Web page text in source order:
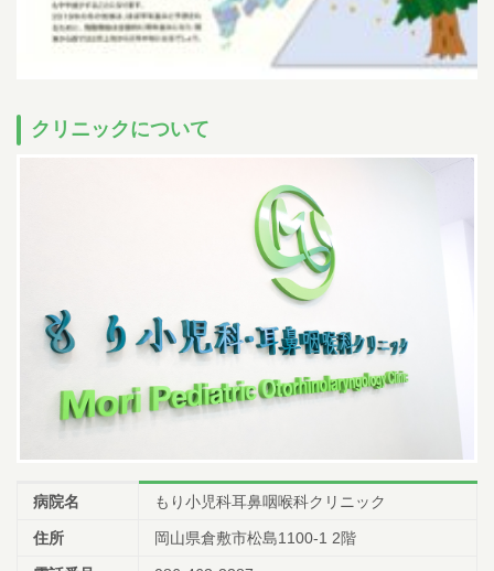
クリニックについて
病院名 もり小児科耳鼻咽喉科クリニック
住所 岡山県倉敷市松島1100-1 2階